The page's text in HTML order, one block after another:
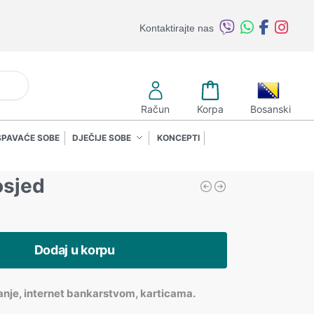
Kontaktirajte nas
Račun Korpa Bosanski
SOBE DJEČIJE SOBE KONCEPTI
Dodaj u korpu
internet bankarstvom, karticama.